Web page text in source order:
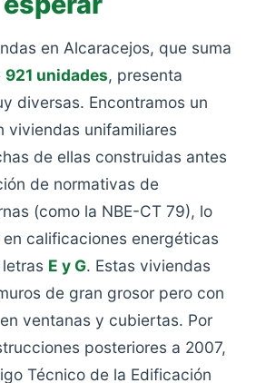
en Alcaracejos, que suma
921 unidades, presenta
diversas. Encontramos un
viviendas unifamiliares
de ellas construidas antes
de normativas de
(como la NBE-CT 79), lo
calificaciones energéticas
E y G. Estas viviendas
de gran grosor pero con
ventanas y cubiertas. Por
posteriores a 2007,
Técnico de la Edificación